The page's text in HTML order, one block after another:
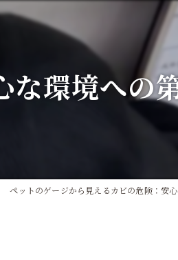
な環境への
ペットのゲージから見えるカビの危険：安